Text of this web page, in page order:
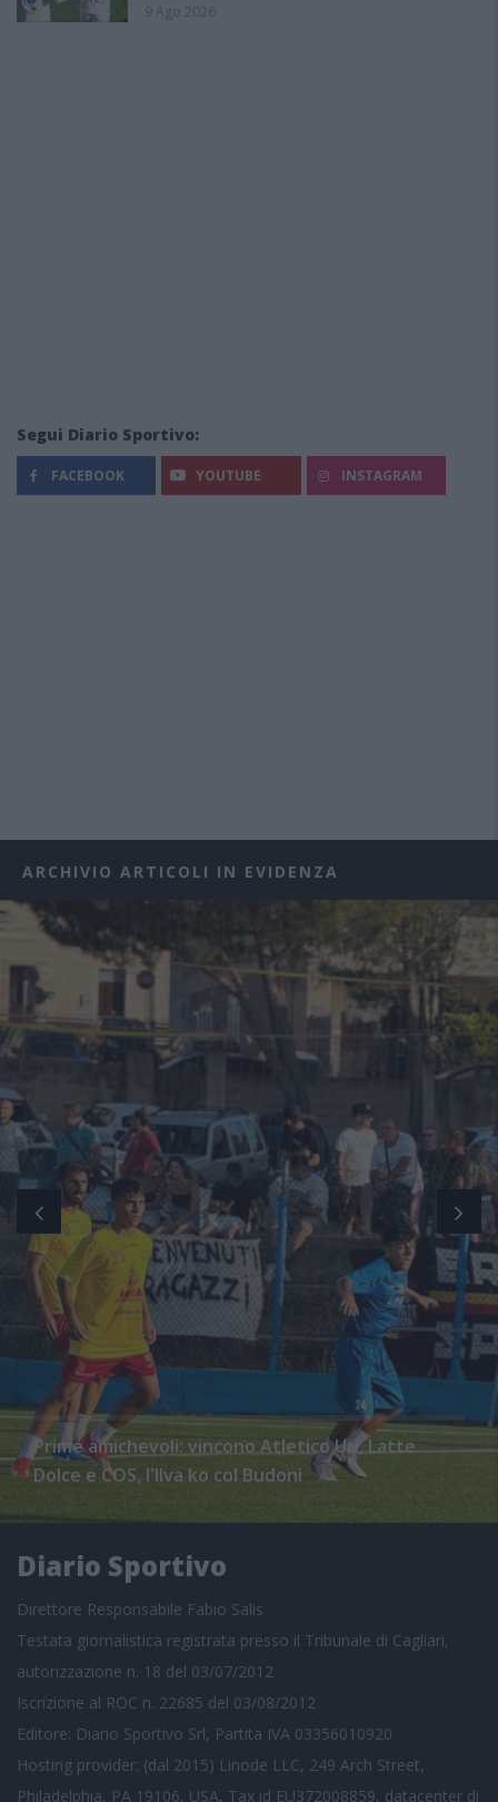
9 Ago 2026
Segui Diario Sportivo:
FACEBOOK YOUTUBE INSTAGRAM
ARCHIVIO ARTICOLI IN EVIDENZA
Prime amichevoli: vincono Atletico Uri, Latte
Dolce e COS, l'Ilva ko col Budoni
Diario Sportivo
Direttore Responsabile Fabio Salis
Testata giornalistica registrata presso il Tribunale di Cagliari,
autorizzazione n. 18 del 03/07/2012
Iscrizione al ROC n. 22685 del 03/08/2012
Editore: Diario Sportivo Srl, Partita IVA 03356010920
Hosting provider: (dal 2015) Linode LLC, 249 Arch Street,
Philadelphia, PA 19106, USA, Tax id EU372008859, datacenter di